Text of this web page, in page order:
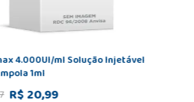
4.000UI/ml Solução Injetável
1ml
R$ 20,99